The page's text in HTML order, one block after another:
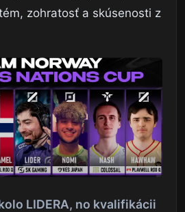
zohratosť a skúsenosti z
LIDERA, no kvalifikácii